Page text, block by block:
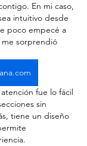
En mi caso,
intuitivo desde
poco empecé a
me sorprendió
sin
tiene un diseño